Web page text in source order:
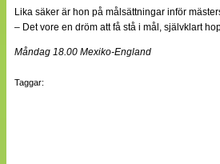
Lika säker är hon på målsättningar inför
– Det vore en dröm att få stå i mål, självklart
Måndag 18.00 Mexiko-England
Taggar: